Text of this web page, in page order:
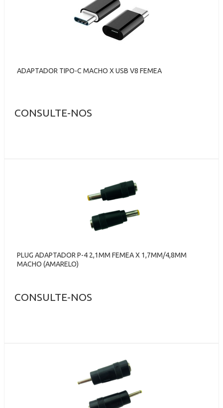
ADAPTADOR TIPO-C MACHO X USB V8 FEMEA
CONSULTE-NOS
PLUG ADAPTADOR P-4 2,1MM FEMEA X 1,7MM/4,8MM
MACHO (AMARELO)
CONSULTE-NOS